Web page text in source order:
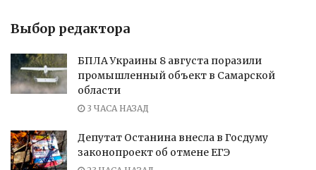
Выбор редактора
БПЛА Украины 8 августа поразили
промышленный объект в Самарской
области
3 ЧАСА НАЗАД
Депутат Останина внесла в Госдуму
законопроект об отмене ЕГЭ